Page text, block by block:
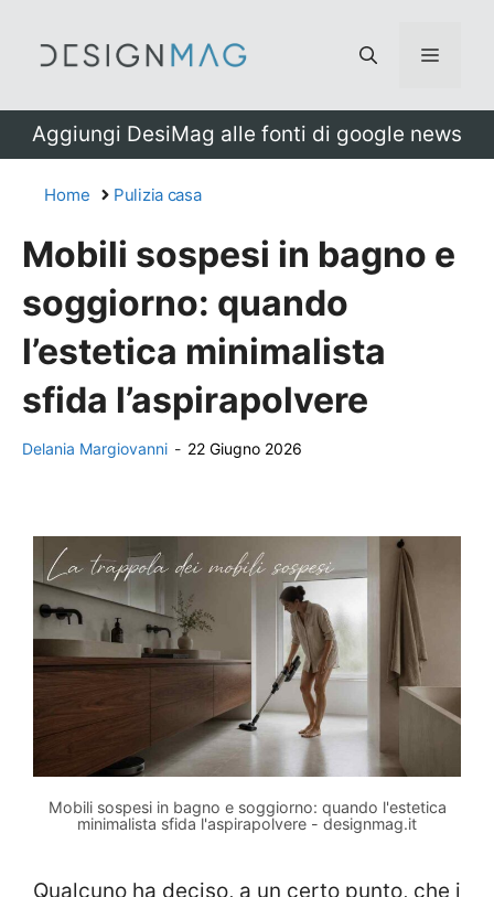
Menu
Aggiungi DesiMag alle fonti di google news
Home Pulizia casa
Mobili sospesi in bagno e
soggiorno: quando
l’estetica minimalista
sfida l’aspirapolvere
Delania Margiovanni - 22 Giugno 2026
Mobili sospesi in bagno e soggiorno: quando l'estetica
minimalista sfida l'aspirapolvere - designmag.it
Qualcuno ha deciso, a un certo punto, che i